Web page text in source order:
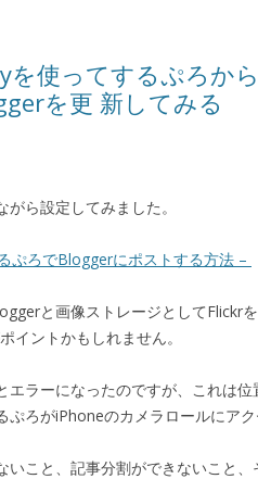
使ってするぷろか
を更 新してみる
ら設定してみました。
ぷろでBloggerにポストする方法 –
と画像ストレージとしてFlickr
イントかもしれません。
エラーになったのですが、これは
ぷろがiPhoneのカメラロールにアク
いこと、記事分割ができないこと